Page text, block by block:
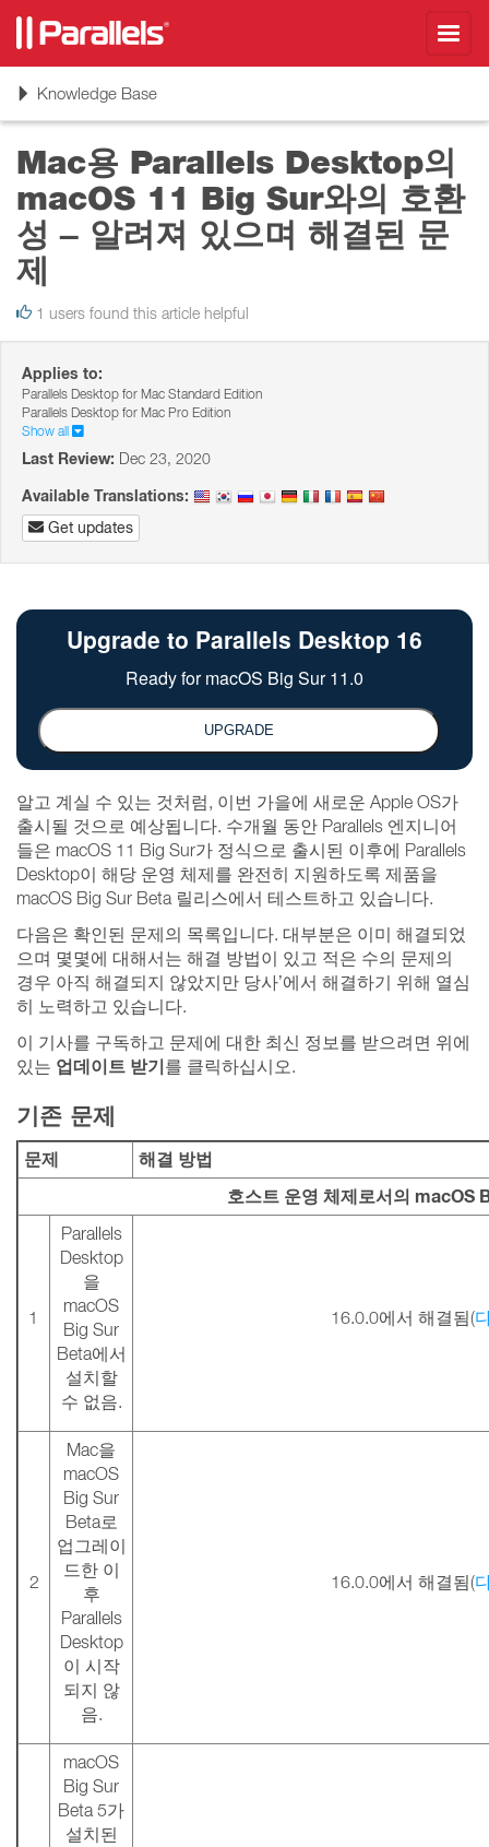
ToggleKnowledge Base
Mac용 Parallels Desktop의
macOS 11 Big Sur와의 호환
성 – 알려져 있으며 해결된 문
제
1 users found this article helpful
Applies to:
Parallels Desktop for Mac Standard Edition
Parallels Desktop for Mac Pro Edition
Show all
Last Review: Dec 23, 2020
Available Translations:
Get updates
알고 계실 수 있는 것처럼, 이번 가을에 새로운 Apple OS가
출시될 것으로 예상됩니다. 수개월 동안 Parallels 엔지니어
들은 macOS 11 Big Sur가 정식으로 출시된 이후에 Parallels
Desktop이 해당 운영 체제를 완전히 지원하도록 제품을
macOS Big Sur Beta 릴리스에서 테스트하고 있습니다.
다음은 확인된 문제의 목록입니다. 대부분은 이미 해결되었
으며 몇몇에 대해서는 해결 방법이 있고 적은 수의 문제의
경우 아직 해결되지 않았지만 당사’에서 해결하기 위해 열심
히 노력하고 있습니다.
이 기사를 구독하고 문제에 대한 최신 정보를 받으려면 위에
있는 업데이트 받기를 클릭하십시오.
기존 문제
문제
해결 방법
호스트 운영 체제로서의 macOS
1
Parallels
Desktop
을
macOS
Big Sur
Beta에서
설치할
수 없음.
16.0.0에서 해결됨(
2
Mac을
macOS
Big Sur
Beta로
업그레이
드한 이
후
Parallels
Desktop
이 시작
되지 않
음.
16.0.0에서 해결됨(
macOS
Big Sur
Beta 5가
설치된